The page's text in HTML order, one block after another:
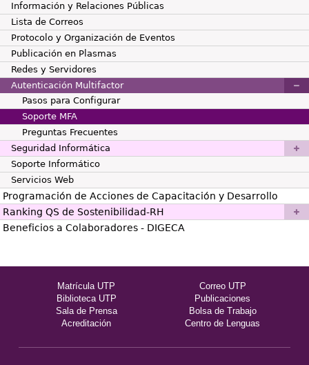
Información y Relaciones Públicas
Lista de Correos
Protocolo y Organización de Eventos
Publicación en Plasmas
Redes y Servidores
Autenticación Multifactor
Pasos para Configurar
Soporte MFA
Preguntas Frecuentes
Seguridad Informática
Soporte Informático
Servicios Web
Programación de Acciones de Capacitación y Desarrollo
Ranking QS de Sostenibilidad-RH
Beneficios a Colaboradores - DIGECA
Matrícula UTP
Correo UTP
Biblioteca UTP
Publicaciones
Sala de Prensa
Bolsa de Trabajo
Acreditación
Centro de Lenguas